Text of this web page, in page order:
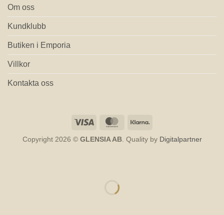
Om oss
Kundklubb
Butiken i Emporia
Villkor
Kontakta oss
Visa MasterCard
Copyright 2026 © GLENSIA AB. Quality by Digitalpartner